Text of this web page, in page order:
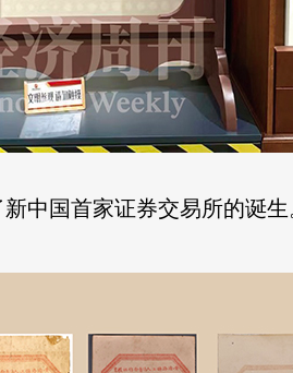
中国首家证券交易所的诞